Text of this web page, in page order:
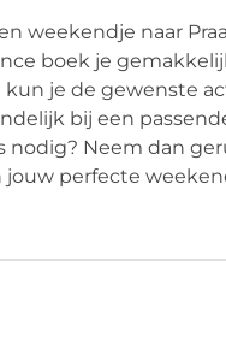
weekendje naar
boek je
je de gewenste
bij een
nodig? Neem dan
perfecte